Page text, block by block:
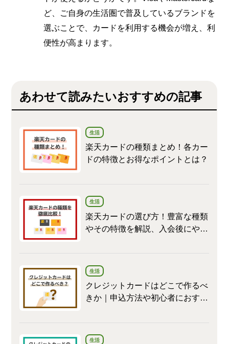
ど、ご自身の生活圏で普及しているブランドを
選ぶことで、カードを利用する機会が増え、利
便性が高まります。
あわせて読みたいおすすめの記事
生活
楽天カードの種類まとめ！各カー
ドの特徴とお得なポイントとは？
生活
楽天カードの選び方！豊富な種類
やその特徴を解説、入会後にやる
生活
クレジットカードはどこで作るべ
きか｜申込方法や初心者におすす
生活